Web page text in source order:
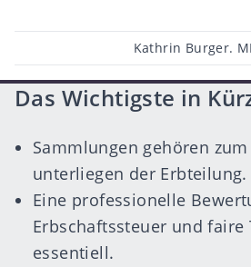
Beitragsautor
Kathrin Burger.
Das Wichtigste in
Sammlungen gehören
unterliegen der Erbteilung.
Eine professionelle
Erbschaftssteuer und faire
essentiell.